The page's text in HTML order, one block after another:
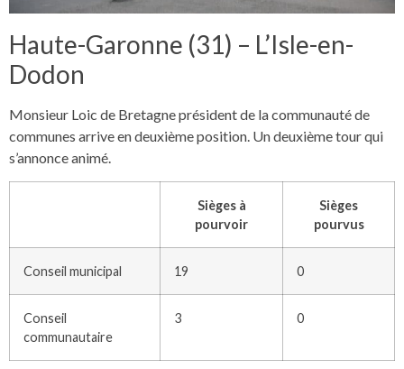
Haute-Garonne (31) – L’Isle-en-
Dodon
Monsieur Loic de Bretagne président de la communauté de
communes arrive en deuxième position. Un deuxième tour qui
s’annonce animé.
Sièges à
pourvoir
Sièges
pourvus
Conseil municipal 19 0
Conseil
communautaire
3 0